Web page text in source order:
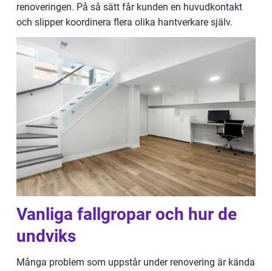
renoveringen. På så sätt får kunden en huvudkontakt
och slipper koordinera flera olika hantverkare själv.
Vanliga fallgropar och hur de
undviks
Många problem som uppstår under renovering är kända